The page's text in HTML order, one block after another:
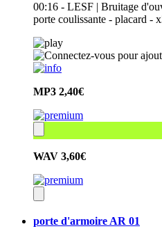
00:16 - LESF | Bruitage
porte coulissante - placard -
MP3 2,40€
WAV 3,60€
porte d'armoire AR 01